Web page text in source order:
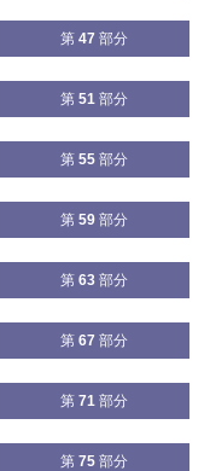
第 47 部分
第 51 部分
第 55 部分
第 59 部分
第 63 部分
第 67 部分
第 71 部分
第 75 部分